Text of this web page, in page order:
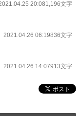
20:081,196文字
2021.04.26 06:19836文字
2021.04.26 14:07913文字